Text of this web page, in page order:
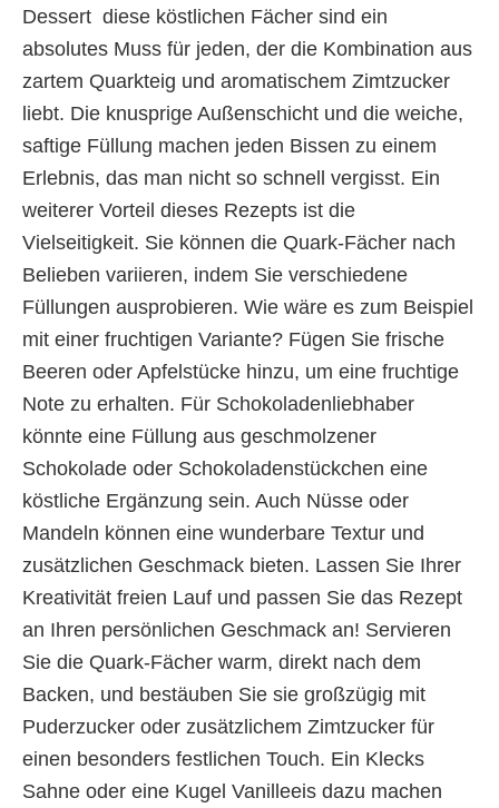
Dessert  diese köstlichen Fächer sind ein
absolutes Muss für jeden, der die Kombination aus
zartem Quarkteig und aromatischem Zimtzucker
liebt. Die knusprige Außenschicht und die weiche,
saftige Füllung machen jeden Bissen zu einem
Erlebnis, das man nicht so schnell vergisst. Ein
weiterer Vorteil dieses Rezepts ist die
Vielseitigkeit. Sie können die Quark-Fächer nach
Belieben variieren, indem Sie verschiedene
Füllungen ausprobieren. Wie wäre es zum Beispiel
mit einer fruchtigen Variante? Fügen Sie frische
Beeren oder Apfelstücke hinzu, um eine fruchtige
Note zu erhalten. Für Schokoladenliebhaber
könnte eine Füllung aus geschmolzener
Schokolade oder Schokoladenstückchen eine
köstliche Ergänzung sein. Auch Nüsse oder
Mandeln können eine wunderbare Textur und
zusätzlichen Geschmack bieten. Lassen Sie Ihrer
Kreativität freien Lauf und passen Sie das Rezept
an Ihren persönlichen Geschmack an! Servieren
Sie die Quark-Fächer warm, direkt nach dem
Backen, und bestäuben Sie sie großzügig mit
Puderzucker oder zusätzlichem Zimtzucker für
einen besonders festlichen Touch. Ein Klecks
Sahne oder eine Kugel Vanilleeis dazu machen